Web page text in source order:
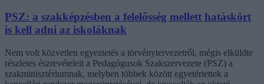
PSZ: a szakképzésben a felelősség mellett hatáskört
is kell adni az iskoláknak
Nem volt közvetlen egyeztetés a törvénytervezetről, mégis elküldte
részletes észrevételeit a Pedagógusok Szakszervezete (PSZ) a
szakminisztériumnak, melyben többek között egyetértettek a